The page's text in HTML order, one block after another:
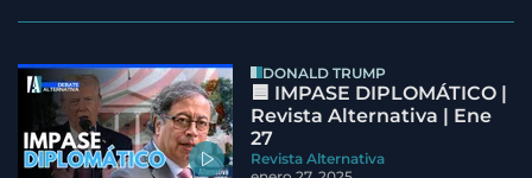
DONALD TRUMP
🟦 IMPASE DIPLOMÁTICO |
Revista Alternativa | Ene
27
Revista Alternativa